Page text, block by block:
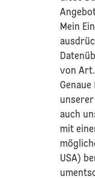
Mein
von Art.
unserer
auch
mit
USA)